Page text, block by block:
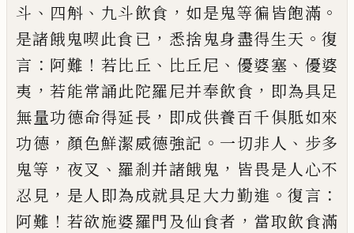
斗 、 四斛 、 九斗飲食 ， 如是鬼等徧皆飽滿 。
是諸餓鬼喫此食已 ， 悉捨鬼身盡得生天 。 復
言 ： 阿難 ！ 若比丘 、 比丘尼 、 優婆塞 、 優婆
夷 ， 若能常誦此陀羅尼并奉飲食 ， 即為具足
無量功德命得延長 ， 即成供養百千俱胝如來
功德 ， 顏色鮮潔威德強記 。 一切非人 、 步多
鬼等 ， 夜叉 、 羅剎并諸餓鬼 ， 皆畏是人心不
忍見 ， 是人即為成就具足大力勤進 。 復言 ：
阿難 ！ 若欲施婆羅門及仙食者 ， 當取飲食滿